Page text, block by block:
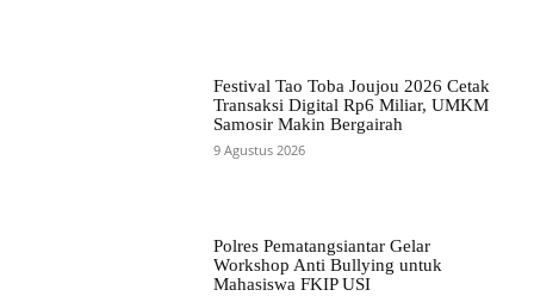
Festival Tao Toba Joujou 2026 Cetak
Transaksi Digital Rp6 Miliar, UMKM
Samosir Makin Bergairah
9 Agustus 2026
Polres Pematangsiantar Gelar
Workshop Anti Bullying untuk
Mahasiswa FKIP USI